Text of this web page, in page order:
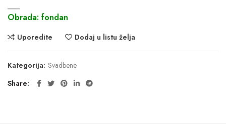
Obrada: fondan
Uporedite Dodaj u listu želja
Kategorija: Svadbene
Share